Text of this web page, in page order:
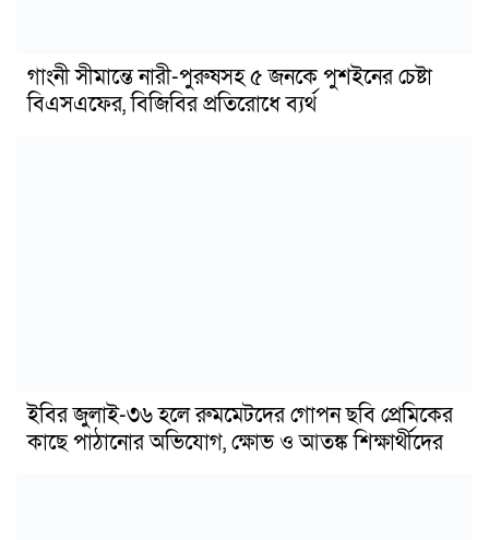
গাংনী সীমান্তে নারী-পুরুষসহ ৫ জনকে পুশইনের চেষ্টা
বিএসএফের, বিজিবির প্রতিরোধে ব্যর্থ
ইবির জুলাই-৩৬ হলে রুমমেটদের গোপন ছবি প্রেমিকের
কাছে পাঠানোর অভিযোগ, ক্ষোভ ও আতঙ্ক শিক্ষার্থীদের